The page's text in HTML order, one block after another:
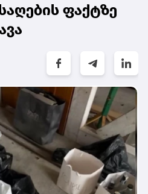
ფაქტზე